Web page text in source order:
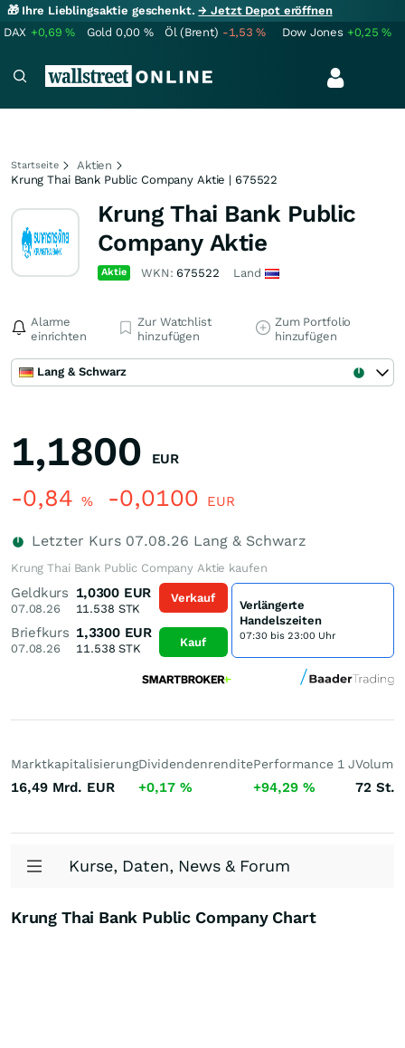
🎁 Ihre Lieblingsaktie geschenkt.→ Jetzt Depot eröffnen
DAX +0,69% Gold 0,00 % Öl (Brent) -1,53% Dow Jones +0,25%
Startseite
Aktien
Krung Thai Bank Public Company Aktie | 675522
Krung Thai Bank Public
Company Aktie
Aktie WKN: 675522 Land
Alarme
einrichten
Zur Watchlist
hinzufügen
Zum Portfolio
hinzufügen
Lang & Schwarz
1,1800 EUR
-0,84 % -0,0100 EUR
Letzter Kurs 07.08.26 Lang & Schwarz
Krung Thai Bank Public Company Aktie kaufen
Geldkurs
07.08.26
1,0300 EUR
11.538 STK
Briefkurs
07.08.26
1,3300 EUR
11.538 STK
Verkauf
Kauf
Verlängerte
Handelszeiten
07:30 bis 23:00 Uhr
Marktkapitalisierung
16,49 Mrd. EUR
Dividendenrendite
+0,17 %
Performance 1 J
+94,29 % 72 St.
Kurse, Daten, News & Forum
Krung Thai Bank Public Company Chart